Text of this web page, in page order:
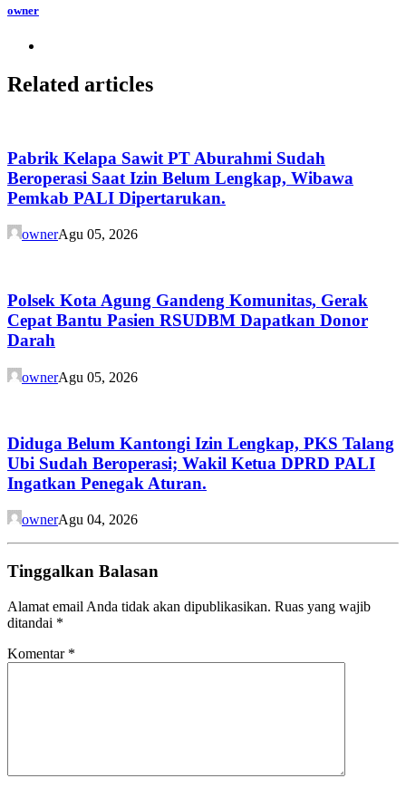
owner
Related articles
Pabrik Kelapa Sawit PT Aburahmi Sudah
Beroperasi Saat Izin Belum Lengkap, Wibawa
Pemkab PALI Dipertarukan.
ownerAgu 05, 2026
Polsek Kota Agung Gandeng Komunitas, Gerak
Cepat Bantu Pasien RSUDBM Dapatkan Donor
Darah
ownerAgu 05, 2026
Diduga Belum Kantongi Izin Lengkap, PKS Talang
Ubi Sudah Beroperasi; Wakil Ketua DPRD PALI
Ingatkan Penegak Aturan.
ownerAgu 04, 2026
Tinggalkan Balasan
Alamat email Anda tidak akan dipublikasikan. Ruas yang wajib
ditandai *
Komentar *